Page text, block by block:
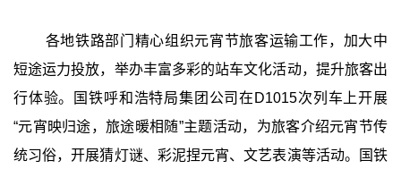
各地铁路部门精心组织元宵节旅客运输工作，加大中
短途运力投放，举办丰富多彩的站车文化活动，提升旅客出
行体验。国铁呼和浩特局集团公司在D1015次列车上开展
“元宵映归途，旅途暖相随”主题活动，为旅客介绍元宵节传
统习俗，开展猜灯谜、彩泥捏元宵、文艺表演等活动。国铁